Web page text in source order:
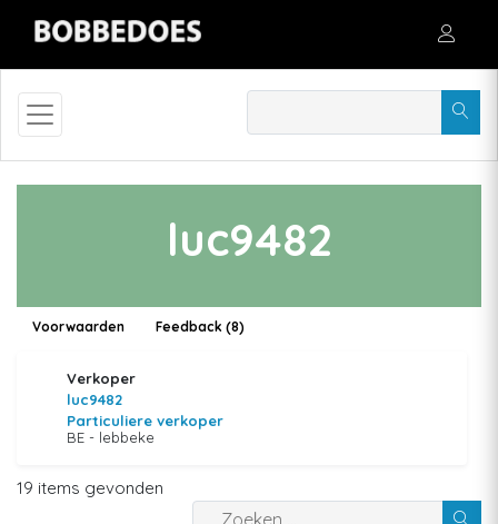
luc9482
Voorwaarden Feedback (8)
Verkoper
luc9482
Particuliere verkoper
BE - lebbeke
19 items gevonden